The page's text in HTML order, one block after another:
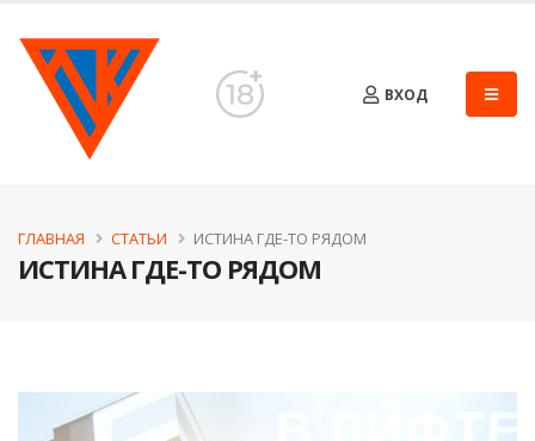
ВХОД
ИСТИНА ГДЕ-ТО РЯДОМ
ГЛАВНАЯ СТАТЬИ ИСТИНА ГДЕ-ТО РЯДОМ